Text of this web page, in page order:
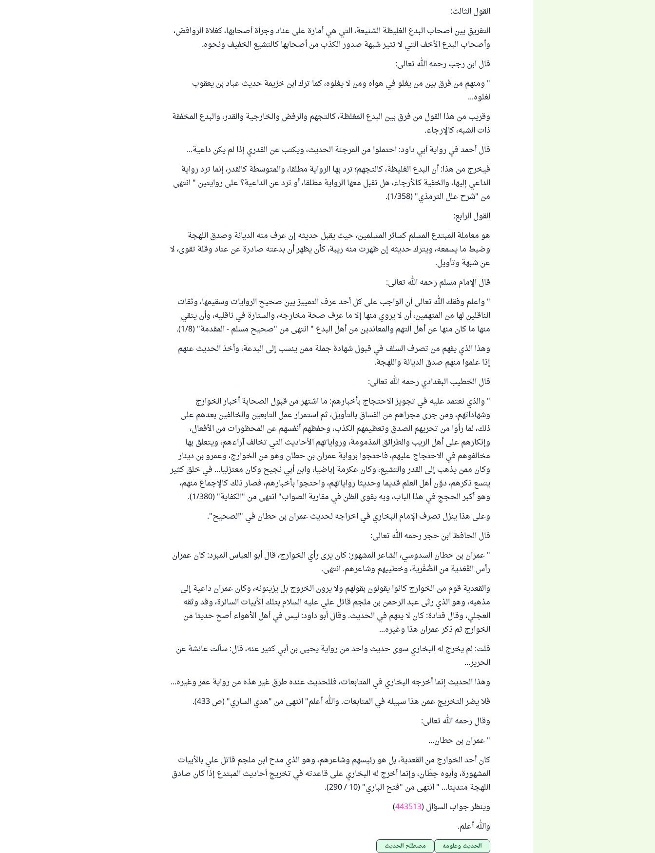
القول الثالث:
التفريق بين أصحاب البدع الغليظة الشنيعة، التي هي أمارة على عناد وجرأة أصحابها، كغلاة الروافض،
وأصحاب البدع الأخف التي لا تثير شبهة صدور الكذب من أصحابها كالتشيع الخفيف ونحوه.
قال ابن رجب رحمه الله تعالى:
" ومنهم من فرق بين من يغلو في هواه ومن لا يغلوه، كما ترك ابن خزيمة حديث عباد بن يعقوب
لغلوه...
وقريب من هذا القول من فرق بين البدع المغلظة، كالتجهم والرفض والخارجية والقدر، والبدع المخففة
ذات الشبه، كالإرجاء.
قال أحمد في رواية أبي داود: احتملوا من المرجئة الحديث، ويكتب عن القدري إذا لم يكن داعية...
فيخرج من هذا: أن البدع الغليظة، كالتجهم؛ ترد بها الرواية مطلقا، والمتوسطة كالقدر، إنما ترد رواية
الداعي إليها، والخفية كالأرجاء، هل تقبل معها الرواية مطلقا، أو ترد عن الداعية؟ على روايتين " انتهى
من "شرح علل الترمذي" (1/358).
القول الرابع:
هو معاملة المبتدع المسلم كسائر المسلمين، حيث يقبل حديثه إن عرف منه الديانة وصدق اللهجة
وضبط ما يسمعه، ويترك حديثه إن ظهرت منه ريبة، كأن يظهر أن بدعته صادرة عن عناد وقلة تقوى، لا
عن شبهة وتأويل.
قال الإمام مسلم رحمه الله تعالى:
" واعلم وفقك الله تعالى أن الواجب على كل أحد عرف التمييز بين صحيح الروايات وسقيمها، وثقات
الناقلين لها من المتهمين، أن لا يروي منها إلا ما عرف صحة مخارجه، والستارة في ناقليه، وأن يتقي
منها ما كان منها عن أهل التهم والمعاندين من أهل البدع " انتهى من "صحيح مسلم - المقدمة" (1/8).
وهذا الذي يفهم من تصرف السلف في قبول شهادة جملة ممن ينسب إلى البدعة، وأخذ الحديث عنهم
إذا علموا منهم صدق الديانة واللهجة.
قال الخطيب البغدادي رحمه الله تعالى:
" والذي نعتمد عليه في تجويز الاحتجاج بأخبارهم: ما اشتهر من قبول الصحابة أخبار الخوارج
وشهاداتهم، ومن جرى مجراهم من الفساق بالتأويل، ثم استمرار عمل التابعين والخالفين بعدهم على
ذلك، لما رأوا من تحريهم الصدق وتعظيمهم الكذب، وحفظهم أنفسهم عن المحظورات من الأفعال،
وإنكارهم على أهل الريب والطرائق المذمومة، ورواياتهم الأحاديث التي تخالف آراءهم، ويتعلق بها
مخالفوهم في الاحتجاج عليهم، فاحتجوا برواية عمران بن حطان وهو من الخوارج، وعمرو بن دينار
وكان ممن يذهب إلى القدر والتشيع، وكان عكرمة إباضيا، وابن أبي نجيح وكان معتزليا... في خلق كثير
يتسع ذكرهم، دوّن أهل العلم قديما وحديثا رواياتهم، واحتجوا بأخبارهم، فصار ذلك كالإجماع منهم،
وهو أكبر الحجج في هذا الباب، وبه يقوى الظن في مقاربة الصواب" انتهى من "الكفاية" (1/380).
وعلى هذا ينزل تصرف الإمام البخاري في اخراجه لحديث عمران بن حطان في "الصحيح".
قال الحافظ ابن حجر رحمه الله تعالى:
" عمران بن حطان السدوسي، الشاعر المشهور: كان يرى رأي الخوارج، قال أبو العباس المبرد: كان عمران
رأس القَعَدية من الصُّفْرية، وخطيبهم وشاعرهم. انتهى.
والقعدية قوم من الخوارج كانوا يقولون بقولهم ولا يرون الخروج بل يزينونه، وكان عمران داعية إلى
مذهبه، وهو الذي رثى عبد الرحمن بن ملجم قاتل علي عليه السلام بتلك الأبيات السائرة، وقد وثقه
العجلي، وقال قتادة: كان لا يتهم في الحديث. وقال أبو داود: ليس في أهل الأهواء أصح حديثا من
الخوارج ثم ذكر عمران هذا وغيره...
قلت: لم يخرج له البخاري سوى حديث واحد من رواية يحيى بن أبي كثير عنه، قال: سألت عائشة عن
الحرير...
وهذا الحديث إنما أخرجه البخاري في المتابعات، فللحديث عنده طرق غير هذه من رواية عمر وغيره...
فلا يضر التخريج عمن هذا سبيله في المتابعات. والله أعلم" انتهى من "هدي الساري" (ص 433).
وقال رحمه الله تعالى:
" عمران بن حطان...
كان أحد الخوارج من القعدية، بل هو رئيسهم وشاعرهم، وهو الذي مدح ابن ملجم قاتل علي بالأبيات
المشهورة، وأبوه حِطّان، وإنما أخرج له البخاري على قاعدته في تخريج أحاديث المبتدع إذا كان صادق
اللهجة متدينا... " انتهى من "فتح الباري" (10 / 290).
وينظر جواب السؤال (443513
)
والله أعلم.
الحديث وعلومه مصطلح الحديث